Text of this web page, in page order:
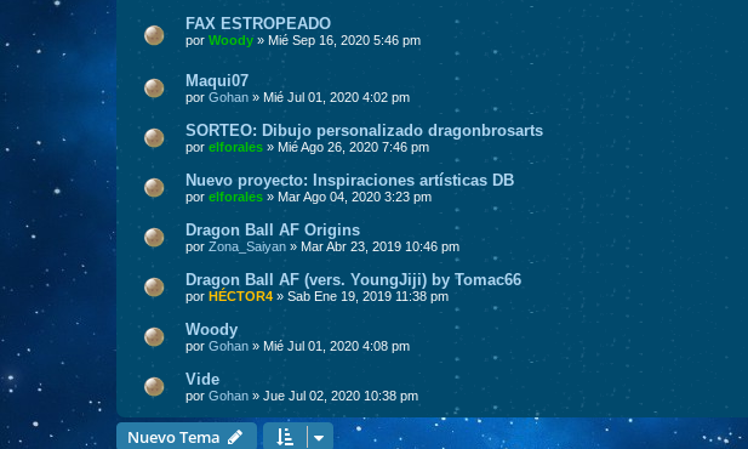
FAX ESTROPEADO
por Woody » Mié Sep 16, 2020 5:46 pm
Maqui07
por Gohan » Mié Jul 01, 2020 4:02 pm
SORTEO: Dibujo personalizado dragonbrosarts
por elforales » Mié Ago 26, 2020 7:46 pm
Nuevo proyecto: Inspiraciones artísticas DB
por elforales » Mar Ago 04, 2020 3:23 pm
Dragon Ball AF Origins
por Zona_Saiyan » Mar Abr 23, 2019 10:46 pm
Dragon Ball AF (vers. YoungJiji) by Tomac66
por HÉCTOR4 » Sab Ene 19, 2019 11:38 pm
Woody
por Gohan » Mié Jul 01, 2020 4:08 pm
Vide
por Gohan » Jue Jul 02, 2020 10:38 pm
Nuevo Tema